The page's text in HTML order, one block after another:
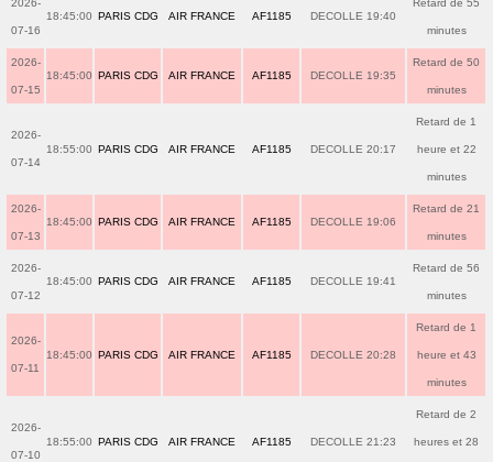
2026-
07-16
18:45:00 PARIS CDG AIR FRANCE AF1185 DECOLLE 19:40
Retard de 55
minutes
2026-
07-15
18:45:00 PARIS CDG AIR FRANCE AF1185 DECOLLE 19:35
Retard de 50
minutes
2026-
07-14
18:55:00 PARIS CDG AIR FRANCE AF1185 DECOLLE 20:17
Retard de 1
heure et 22
minutes
2026-
07-13
18:45:00 PARIS CDG AIR FRANCE AF1185 DECOLLE 19:06
Retard de 21
minutes
2026-
07-12
18:45:00 PARIS CDG AIR FRANCE AF1185 DECOLLE 19:41
Retard de 56
minutes
2026-
07-11
18:45:00 PARIS CDG AIR FRANCE AF1185 DECOLLE 20:28
Retard de 1
heure et 43
minutes
2026-
07-10
18:55:00 PARIS CDG AIR FRANCE AF1185 DECOLLE 21:23
Retard de 2
heures et 28